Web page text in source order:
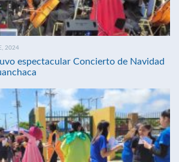
2024
espectacular Concierto de Navidad